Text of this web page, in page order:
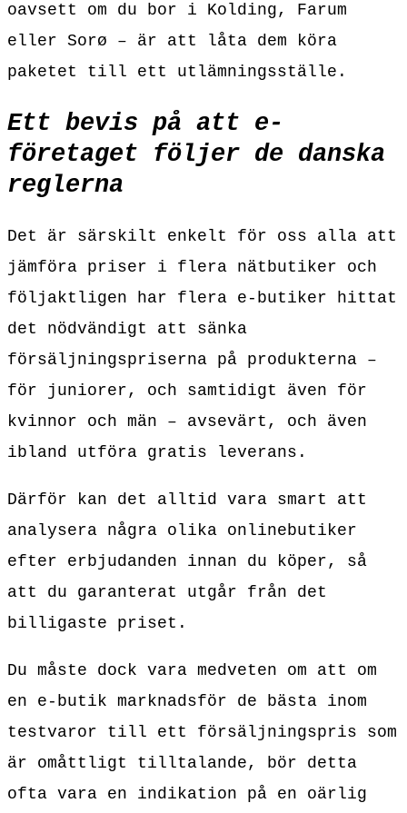
oavsett om du bor i Kolding, Farum
eller Sorø – är att låta dem köra
paketet till ett utlämningsställe.
Ett bevis på att e-
företaget följer de danska
reglerna
Det är särskilt enkelt för oss alla att
jämföra priser i flera nätbutiker och
följaktligen har flera e-butiker hittat
det nödvändigt att sänka
försäljningspriserna på produkterna –
för juniorer, och samtidigt även för
kvinnor och män – avsevärt, och även
ibland utföra gratis leverans.
Därför kan det alltid vara smart att
analysera några olika onlinebutiker
efter erbjudanden innan du köper, så
att du garanterat utgår från det
billigaste priset.
Du måste dock vara medveten om att om
en e-butik marknadsför de bästa inom
testvaror till ett försäljningspris som
är omåttligt tilltalande, bör detta
ofta vara en indikation på en oärlig